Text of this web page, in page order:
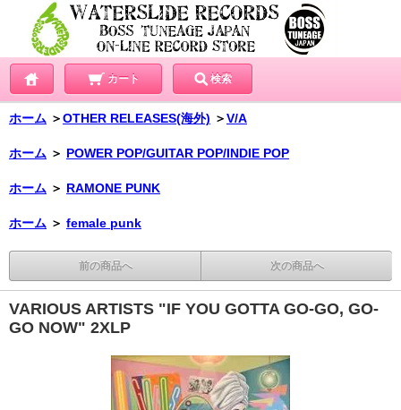
カート 検索
ホーム ＞OTHER RELEASES(海外) ＞V/A
ホーム ＞ POWER POP/GUITAR POP/INDIE POP
ホーム ＞ RAMONE PUNK
ホーム ＞ female punk
前の商品へ 次の商品へ
VARIOUS ARTISTS "IF YOU GOTTA GO-GO, GO-
GO NOW" 2XLP